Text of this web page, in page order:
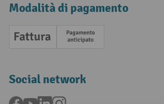
Modalità di pagamento
Fattura Pagamento anticipato
Social network